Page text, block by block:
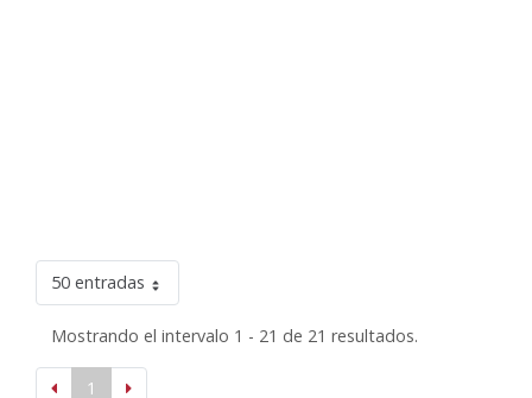
50 entradas
Mostrando el intervalo 1 - 21 de 21 resultados.
1